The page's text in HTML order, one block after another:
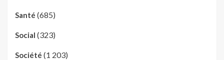
Santé (685)
Social (323)
Société (1 203)